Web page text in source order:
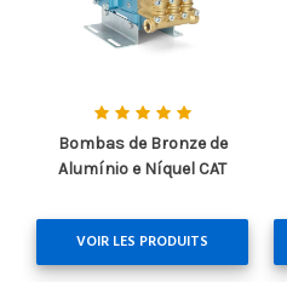
Bombas de Bronze de
Alumínio e Níquel CAT
VOIR LES PRODUITS